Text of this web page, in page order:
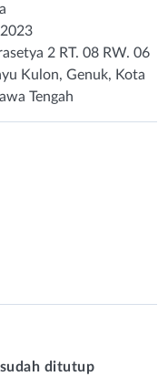
2 RT. 08 RW. 06
Kulon, Genuk, Kota
Tengah
ditutup